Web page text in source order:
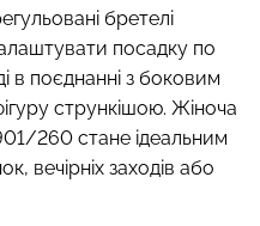
бретелі
посадку по
в поєднанні з боковим
стрункішою. Жіноча
260 стане ідеальним
вечірніх заходів або